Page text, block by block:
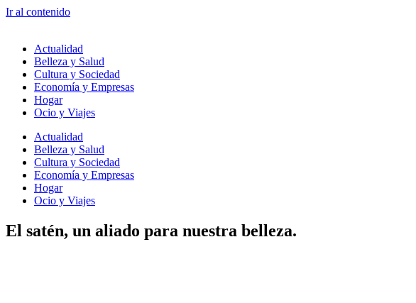
Ir al contenido
Actualidad
Belleza y Salud
Cultura y Sociedad
Economía y Empresas
Hogar
Ocio y Viajes
Actualidad
Belleza y Salud
Cultura y Sociedad
Economía y Empresas
Hogar
Ocio y Viajes
El satén, un aliado para nuestra belleza.